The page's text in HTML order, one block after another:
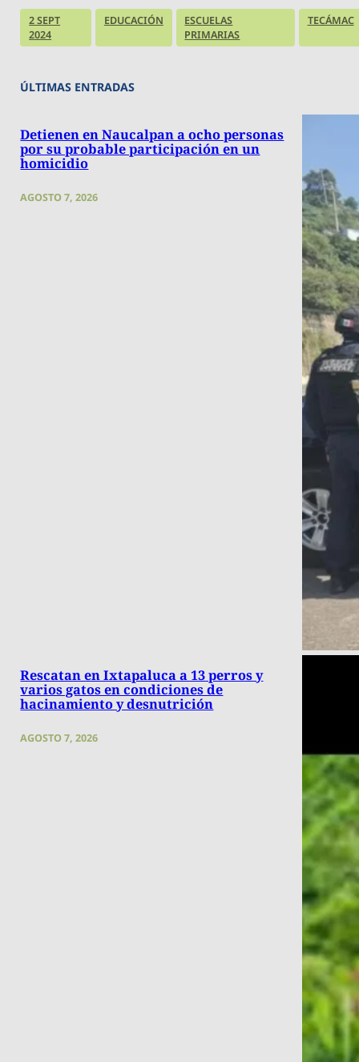
2 SEPT
2024
EDUCACIÓN
ESCUELAS
PRIMARIAS
TECÁMAC
ÚLTIMAS ENTRADAS
Detienen en Naucalpan a ocho personas
por su probable participación en un
homicidio
AGOSTO 7, 2026
Rescatan en Ixtapaluca a 13 perros y
varios gatos en condiciones de
hacinamiento y desnutrición
AGOSTO 7, 2026